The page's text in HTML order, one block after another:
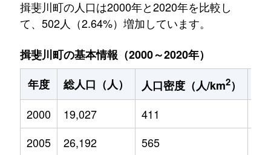
揖斐川町の人口は2000年と2020年を比較し
て、502人（2.64%）増加しています。
揖斐川町の基本情報（2000～2020年）
年度
総人口（人） 人口密度（人/km2）
2000
19,027 411
2005
26,192 565